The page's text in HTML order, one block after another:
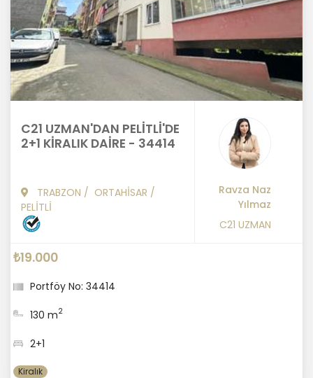
C21 UZMAN'DAN PELİTLİ'DE
2+1 KİRALIK DAİRE - 34414
TRABZON / ORTAHİSAR /
PELİTLİ
Ravza Naz
Yılmaz
C21 UZMAN
₺19.000
Portföy No: 34414
130 m2
2+1
Kiralık